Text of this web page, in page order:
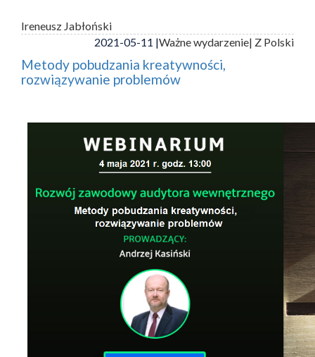
Ireneusz Jabłoński
2021-05-11 |Ważne wydarzenie| Z Polski
Metody pobudzania kreatywności,
rozwiązywanie problemów